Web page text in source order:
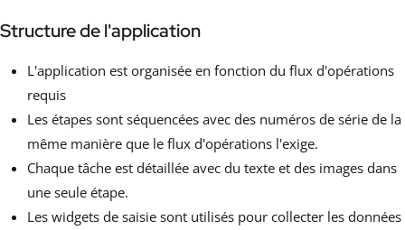
Structure de l'application
L'application est organisée en fonction du flux d'opérations
requis
Les étapes sont séquencées avec des numéros de série de la
même manière que le flux d'opérations l'exige.
Chaque tâche est détaillée avec du texte et des images dans
une seule étape.
Les widgets de saisie sont utilisés pour collecter les données